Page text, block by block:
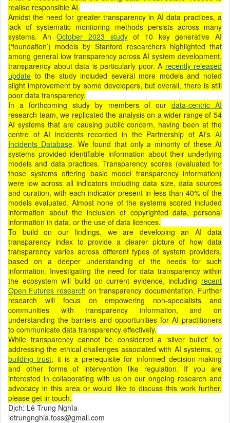
realise responsible AI.
Amidst the need for greater transparency in AI data practices, a
lack of systematic monitoring methods persists across many
systems. AnOctober 2023 studyof 10 key generative AI
(‘foundation’) models by Stanford researchers highlighted that
among general low transparency across AI system development,
transparency about data is particularly poor. A recently released
update to the study included several more models and noted
slight improvement by some developers, but overall, there is still
poor data transparency.
In a forthcoming study by members of our data-centric AI
research team, we replicated the analysis on a wider range of 54
AI systems that are causing public concern, having been at the
centre of AI incidents recorded in the Partnership of AI's AI
Incidents Database. We found that only a minority of these AI
systems provided identifiable information about their underlying
models and data practices. Transparency scores (evaluated for
those systems offering basic model transparency information)
were low across all indicators including data size, data sources
and curation, with each indicator present in less than 40% of the
models evaluated. Almost none of the systems scored included
information about the inclusion of copyrighted data, personal
information in data, or the use of data licences.
To build on our findings, we are developing an AI data
transparency index to provide a clearer picture of how data
transparency varies across different types of system providers,
based on a deeper understanding of the needs for such
information. Investigating the need for data transparency within
the ecosystem will build on current evidence, including recent
Open Futures research on transparency documentation. Further
research will focus on empowering non-specialists and
communities with transparency information, and on
understanding the barriers and opportunities for AI practitioners
to communicate data transparency effectively.
While transparency cannot be considered a ‘silver bullet’ for
addressing the ethical challenges associated with AI systems, or
building trust, it is a prerequisite for informed decision-making
and other forms of intervention like regulation. If you are
interested in collaborating with us on our ongoing research and
advocacy in this area or would like to discuss this work further,
please get in touch.
Dịch: Lê Trung Nghĩa
letrungnghia.foss@gmail.com